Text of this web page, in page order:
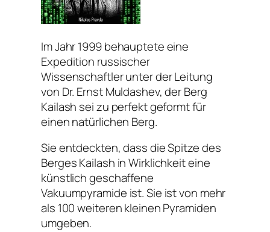
Im Jahr 1999 behauptete eine
Expedition russischer
Wissenschaftler unter der Leitung
von Dr. Ernst Muldashev, der Berg
Kailash sei zu perfekt geformt für
einen natürlichen Berg.
Sie entdeckten, dass die Spitze des
Berges Kailash in Wirklichkeit eine
künstlich geschaffene
Vakuumpyramide ist. Sie ist von mehr
als 100 weiteren kleinen Pyramiden
umgeben.